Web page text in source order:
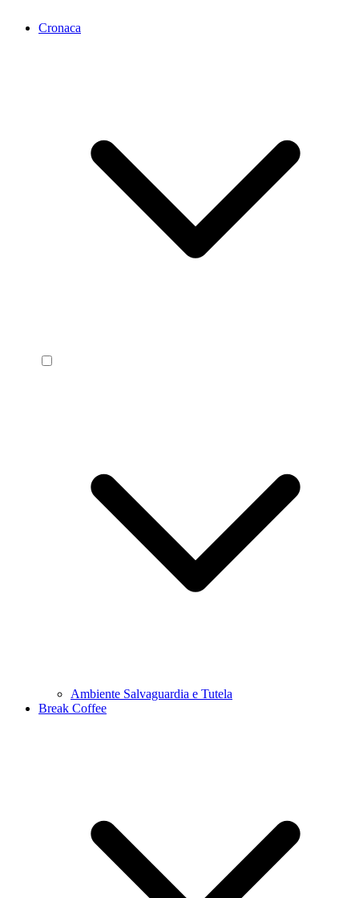
Cronaca
Ambiente Salvaguardia e Tutela
Break Coffee